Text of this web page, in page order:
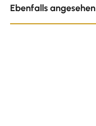
Ebenfalls angesehen